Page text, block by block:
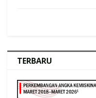
TERBARU